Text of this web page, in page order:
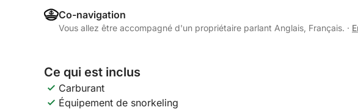
Co-navigation
Vous allez être accompagné d'un propriétaire parlant Anglais, Français. ·
Ce qui est inclus
Carburant
Équipement de snorkeling